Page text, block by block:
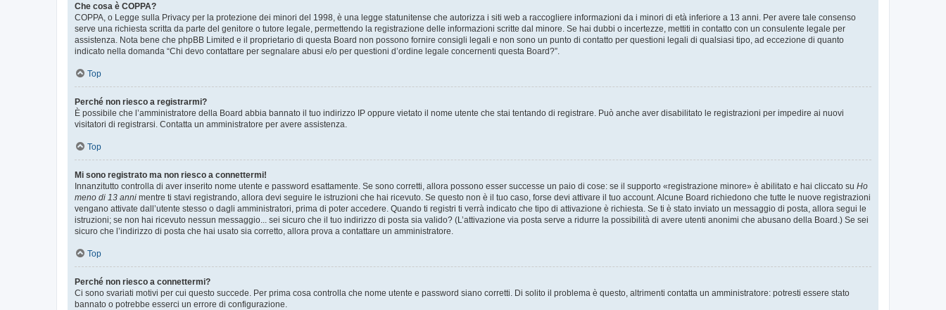
Che cosa è COPPA?
COPPA, o Legge sulla Privacy per la protezione dei minori del 1998, è una legge statunitense che autorizza i siti web a raccogliere informazioni da i minori di età inferiore a 13 anni. Per avere tale consenso
serve una richiesta scritta da parte del genitore o tutore legale, permettendo la registrazione delle informazioni scritte dal minore. Se hai dubbi o incertezze, mettiti in contatto con un consulente legale per
assistenza. Nota bene che phpBB Limited e il proprietario di questa Board non possono fornire consigli legali e non sono un punto di contatto per questioni legali di qualsiasi tipo, ad eccezione di quanto
indicato nella domanda “Chi devo contattare per segnalare abusi e/o per questioni d’ordine legale concernenti questa Board?”.
Top
Perché non riesco a registrarmi?
È possibile che l’amministratore della Board abbia bannato il tuo indirizzo IP oppure vietato il nome utente che stai tentando di registrare. Può anche aver disabilitato le registrazioni per impedire ai nuovi
visitatori di registrarsi. Contatta un amministratore per avere assistenza.
Top
Mi sono registrato ma non riesco a connettermi!
Innanzitutto controlla di aver inserito nome utente e password esattamente. Se sono corretti, allora possono esser successe un paio di cose: se il supporto «registrazione minore» è abilitato e hai cliccato su Ho
meno di 13 anni mentre ti stavi registrando, allora devi seguire le istruzioni che hai ricevuto. Se questo non è il tuo caso, forse devi attivare il tuo account. Alcune Board richiedono che tutte le nuove registrazioni
vengano attivate dall’utente stesso o dagli amministratori, prima di poter accedere. Quando ti registri ti verrà indicato che tipo di attivazione è richiesta. Se ti è stato inviato un messaggio di posta, allora segui le
istruzioni; se non hai ricevuto nessun messaggio... sei sicuro che il tuo indirizzo di posta sia valido? (L’attivazione via posta serve a ridurre la possibilità di avere utenti anonimi che abusano della Board.) Se sei
sicuro che l’indirizzo di posta che hai usato sia corretto, allora prova a contattare un amministratore.
Top
Perché non riesco a connettermi?
Ci sono svariati motivi per cui questo succede. Per prima cosa controlla che nome utente e password siano corretti. Di solito il problema è questo, altrimenti contatta un amministratore: potresti essere stato
bannato o potrebbe esserci un errore di configurazione.